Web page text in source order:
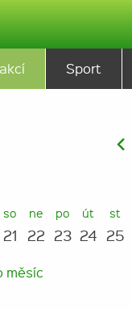
Sport
<
so
21
ne
22
po
23
út
24
st
25
měsíc